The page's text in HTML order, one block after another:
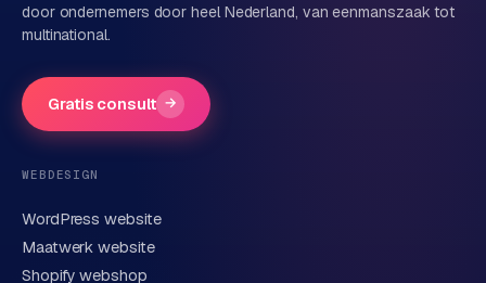
Bedrijfsnaam
Telefoonnummer(optioneel)
door ondernemers door heel Nederland, van eenmanszaak tot
multinational.
Gratis consult →
WEBDESIGN
WordPress website
Maatwerk website
Shopify webshop